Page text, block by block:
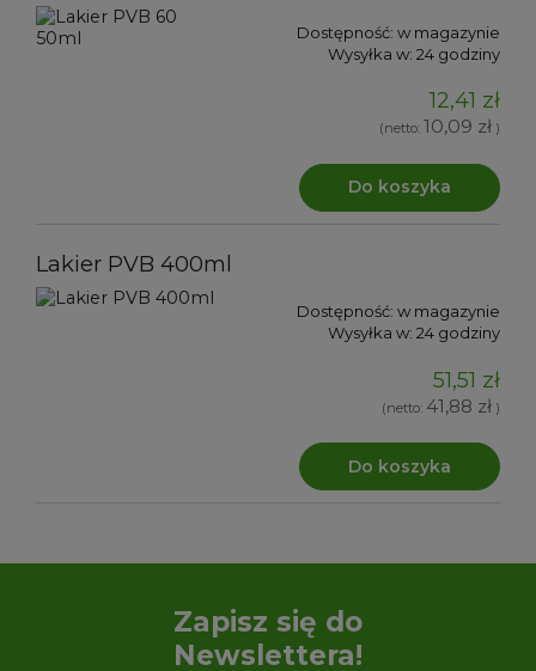
Dostępność: w magazynie
Wysyłka w: 24 godziny
12,41 zł
(netto: 10,09 zł )
Do koszyka
Lakier PVB 400ml
Dostępność: w magazynie
Wysyłka w: 24 godziny
51,51 zł
(netto: 41,88 zł )
Do koszyka
Zapisz się do
Newslettera!